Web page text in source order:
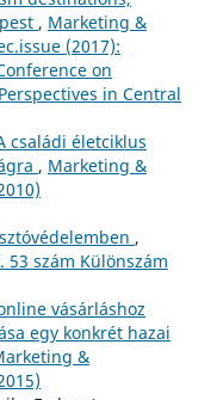
, Marketing &
(2017):
on
in Central
családi életciklus
, Marketing &
,
szám Különszám
vásárláshoz
egy konkrét hazai
&